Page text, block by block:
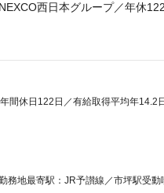
西日本グループ／年休
間休日122日／有給取得平均年14.2
地最寄駅：JR予讃線／市坪駅受動